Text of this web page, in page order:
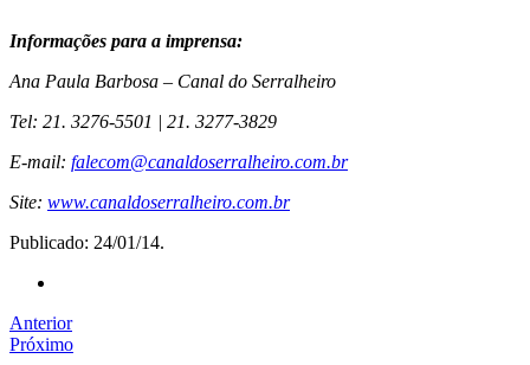
Informações para a imprensa:
Ana Paula Barbosa – Canal do Serralheiro
Tel: 21. 3276-5501 | 21. 3277-3829
E-mail: falecom@canaldoserralheiro.com.br
Site: www.canaldoserralheiro.com.br
Publicado: 24/01/14.
Anterior
Próximo